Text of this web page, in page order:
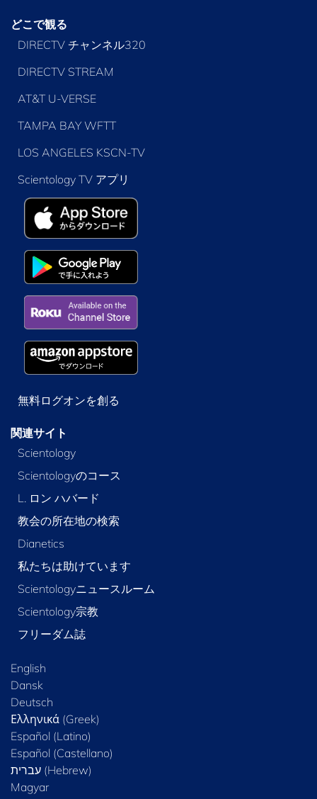
どこで観る
DIRECTV チャンネル320
DIRECTV STREAM
AT&T U-VERSE
TAMPA BAY WFTT
LOS ANGELES KSCN-TV
Scientology TV アプリ
無料ログオンを創る
関連サイト
Scientology
Scientologyのコース
L. ロン ハバード
教会の所在地の検索
Dianetics
私たちは助けています
Scientologyニュースルーム
Scientology宗教
フリーダム誌
English
Dansk
Deutsch
Ελληνικά (Greek)
Español (Latino)
Español (Castellano)
Magyar